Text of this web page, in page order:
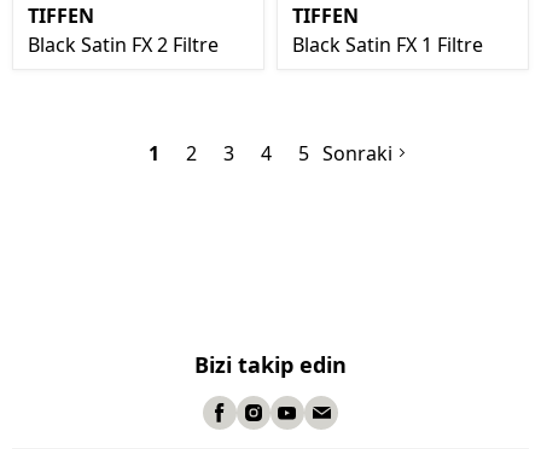
TIFFEN
Black Satin FX 2 Filtre
TIFFEN
Black Satin FX 1 Filtre
1 2 3 4 5 Sonraki
Bizi takip edin